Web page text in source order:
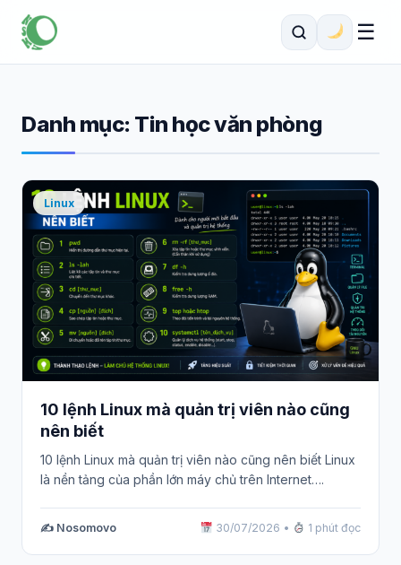
☰
Danh mục: Tin học văn phòng
Linux
10 lệnh Linux mà quản trị viên nào cũng
nên biết
10 lệnh Linux mà quản trị viên nào cũng nên biết Linux
là nền tảng của phần lớn máy chủ trên Internet….
✍️ Nosomovo 30/07/2026 • 1 phút đọc